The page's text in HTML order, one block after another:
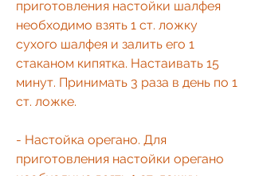
приготовления настойки шалфея
необходимо взять 1 ст. ложку
сухого шалфея и залить его 1
стаканом кипятка. Настаивать 15
минут. Принимать 3 раза в день по 1
ст. ложке.
- Настойка орегано. Для
приготовления настойки орегано